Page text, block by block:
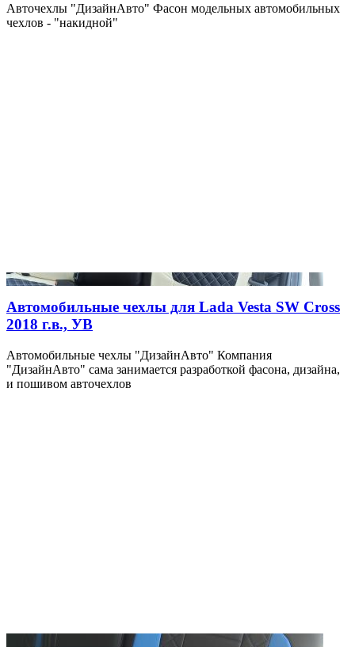
Авточехлы "ДизайнАвто" Фасон модельных автомобильных
чехлов - "накидной"
Автомобильные чехлы для Lada Vesta SW Cross
2018 г.в., УВ
Автомобильные чехлы "ДизайнАвто" Компания
"ДизайнАвто" сама занимается разработкой фасона, дизайна,
и пошивом авточехлов